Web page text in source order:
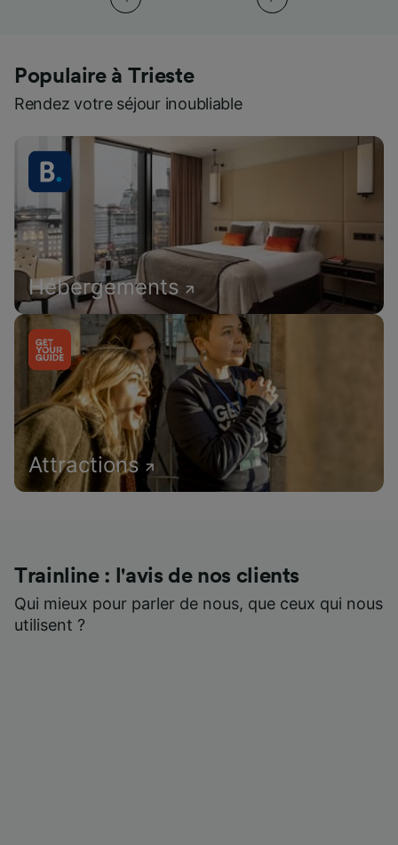
Populaire à Trieste
Rendez votre séjour inoubliable
Hébergements
Attractions
Trainline : l'avis de nos clients
Qui mieux pour parler de nous, que ceux qui nous
utilisent ?